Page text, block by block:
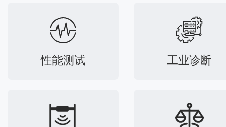
性能测试 工业诊断